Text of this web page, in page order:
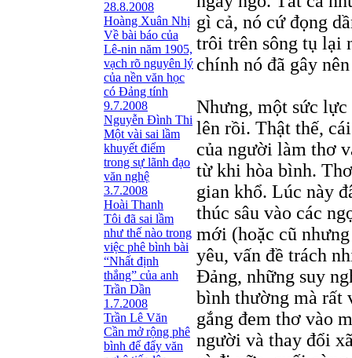
28.8.2008
Hoàng Xuân Nhị
Về bài báo của
Lê-nin năm 1905,
vạch rõ nguyên lý
của nền văn học
có Đảng tính
9.7.2008
Nguyễn Đình Thi
Một vài sai lầm
khuyết điểm
trong sự lãnh đạo
văn nghệ
3.7.2008
Hoài Thanh
Tôi đã sai lầm
như thế nào trong
việc phê bình bài
“Nhất định
thắng” của anh
Trần Dần
1.7.2008
Trần Lê Văn
Cần mở rộng phê
bình để đẩy văn
gì cả, nó cứ đọng
trôi trên sông tụ lại
chính nó đã gây
Nhưng, một sức
lên rồi. Thật thế,
của người làm thơ
từ khi hòa bình.
gian khổ. Lúc này
thúc sâu vào các
mới (hoặc cũ
yêu, vấn đề trách
Đảng, những suy
bình thường mà
gắng đem thơ vào
người và thay đổi